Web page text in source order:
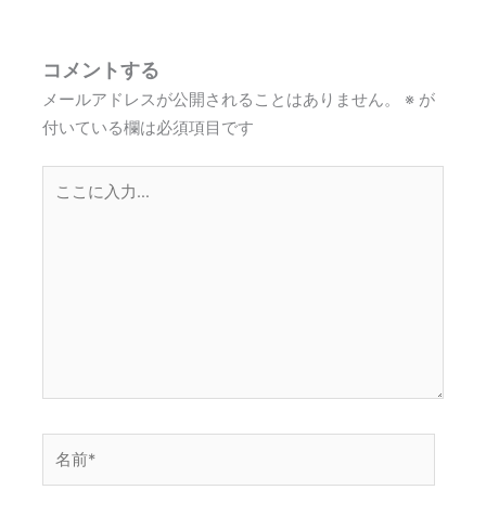
コメントする
メールアドレスが公開されることはありません。 ※ が
付いている欄は必須項目です
こ